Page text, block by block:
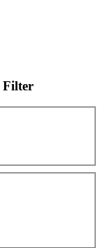
Filter